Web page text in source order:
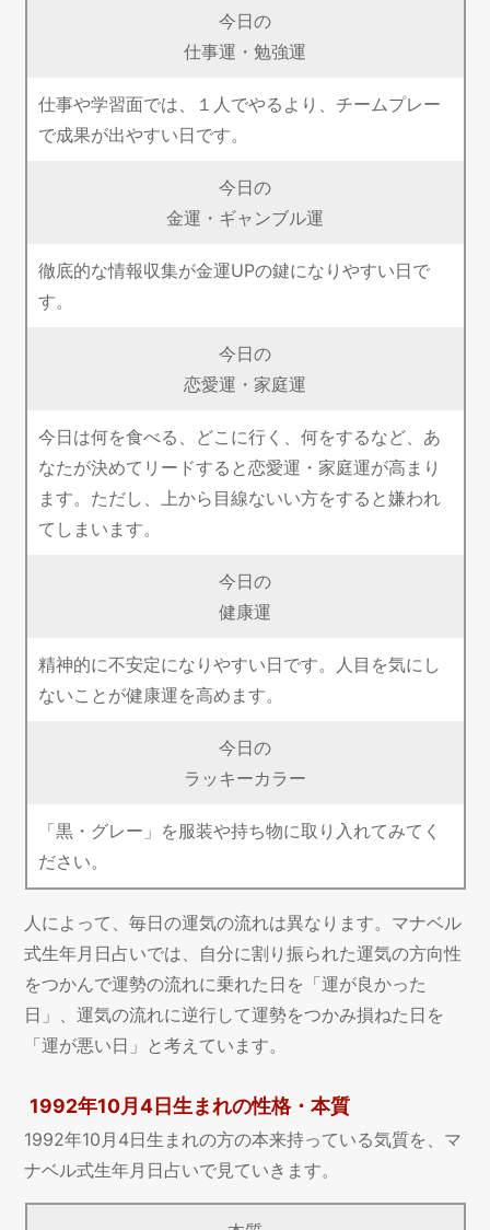
今日の
仕事運・勉強運
仕事や学習面では、１人でやるより、チームプレー
で成果が出やすい日です。
今日の
金運・ギャンブル運
徹底的な情報収集が金運UPの鍵になりやすい日で
す。
今日の
恋愛運・家庭運
今日は何を食べる、どこに行く、何をするなど、あ
なたが決めてリードすると恋愛運・家庭運が高まり
ます。ただし、上から目線ないい方をすると嫌われ
てしまいます。
今日の
健康運
精神的に不安定になりやすい日です。人目を気にし
ないことが健康運を高めます。
今日の
ラッキーカラー
「黒・グレー」を服装や持ち物に取り入れてみてく
ださい。
人によって、毎日の運気の流れは異なります。マナベル
式生年月日占いでは、自分に割り振られた運気の方向性
をつかんで運勢の流れに乗れた日を「運が良かった
日」、運気の流れに逆行して運勢をつかみ損ねた日を
「運が悪い日」と考えています。
1992年10月4日生まれの性格・本質
1992年10月4日生まれの方の本来持っている気質を、マ
ナベル式生年月日占いで見ていきます。